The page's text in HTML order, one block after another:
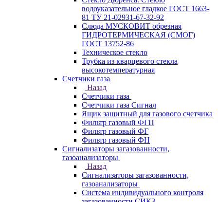
водоуказательное гладкое ГОСТ 1663-
81 ТУ 21-02931-67-32-92
Слюда МУСКОВИТ обрезная
ГИДРОТЕРМИЧЕСКАЯ (СМОГ)
ГОСТ 13752-86
Техническое стекло
Трубка из кварцевого стекла
высокотемпературная
Счетчики газа
Назад
Счетчики газа
Счетчики газа Сигнал
Ящик защитный для газового счетчика
Фильтр газовый ФГП
Фильтр газовый ФГ
Фильтр газовый ФН
Сигнализаторы загазованности,
газоанализаторы
Назад
Сигнализаторы загазованности,
газоанализаторы
Система индивидуального контроля